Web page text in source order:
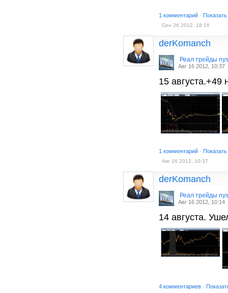
1 комментарий ·
Сен 26 2012, 18:16
derKomanch
Реал трейды
Авг 16 2012, 10:37
15 августа.+49
1 комментарий ·
Авг 16 2012, 10:37
derKomanch
Реал трейды
Авг 16 2012, 10:14
14 августа.
4 комментариев ·